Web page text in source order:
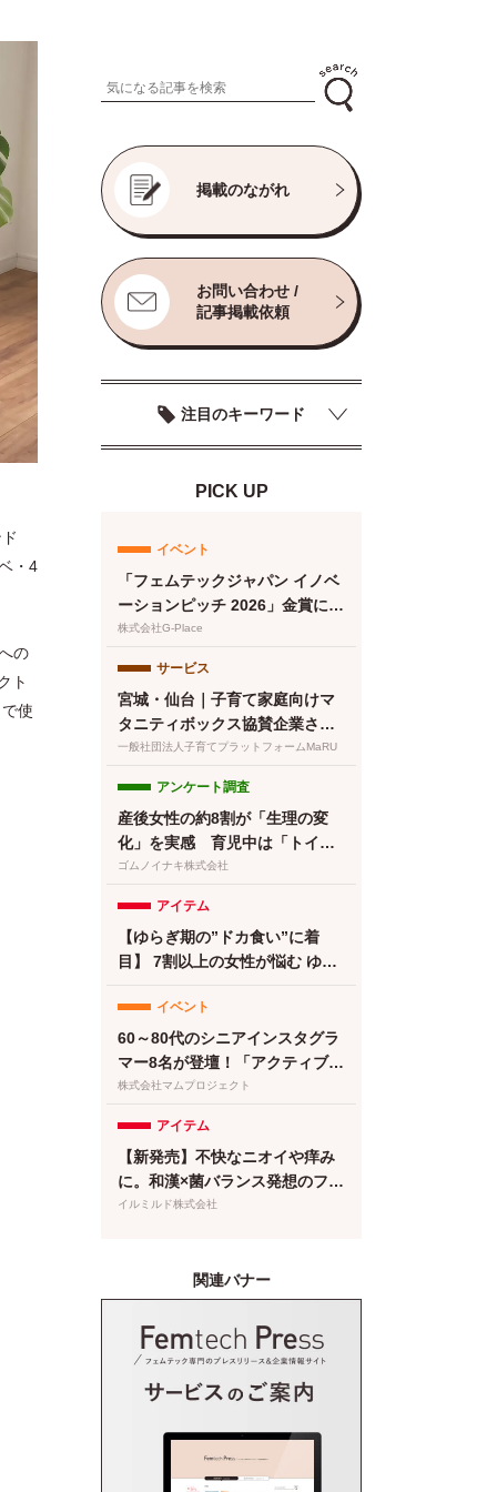
・4
の
ト
使
掲載のながれ
お問い合わせ /
記事掲載依頼
注目のキーワード
PICK UP
イベント
「フェムテックジャパン イノベ
ーションピッチ 2026」金賞に竹
繊維＆でんぷん由来吸収体の生
株式会社G-Place
サービス
宮城・仙台｜子育て家庭向けマ
タニティボックス協賛企業さま
募集中です
一般社団法人子育てプラットフォームMaRU
アンケート調査
産後女性の約8割が「生理の変
化」を実感 育児中は「トイレ
に行けない」が最大のストレス
ゴムノイナキ株式会社
アイテム
【ゆらぎ期の”ドカ食い”に着
目】 7割以上の女性が悩む ゆら
リ『Calme（カルメ）』8月3日
新発売！
イベント
60～80代のシニアインスタグラ
マー8名が登壇！「アクティブシ
ニアのインフルエンサーフェ
す！』出版祝〜」を開催
株式会社マムプロジェクト
アイテム
【新発売】不快なニオイや痒み
に。和漢×菌バランス発想のフェ
ムケア泡ソープが登場
イルミルド株式会社
関連バナー